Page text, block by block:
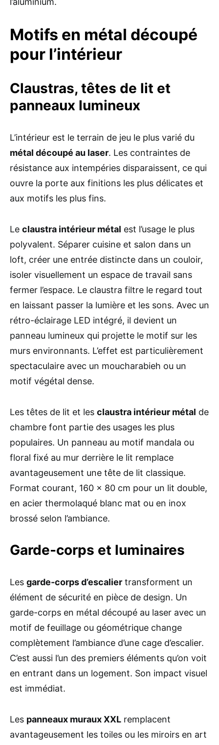
Motifs en métal découpé
pour l’intérieur
Claustras, têtes de lit et
panneaux lumineux
L’intérieur est le terrain de jeu le plus varié du
métal découpé au laser. Les contraintes de
résistance aux intempéries disparaissent, ce qui
ouvre la porte aux finitions les plus délicates et
aux motifs les plus fins.
Le claustra intérieur métal est l’usage le plus
polyvalent. Séparer cuisine et salon dans un
loft, créer une entrée distincte dans un couloir,
isoler visuellement un espace de travail sans
fermer l’espace. Le claustra filtre le regard tout
en laissant passer la lumière et les sons. Avec un
rétro-éclairage LED intégré, il devient un
panneau lumineux qui projette le motif sur les
murs environnants. L’effet est particulièrement
spectaculaire avec un moucharabieh ou un
motif végétal dense.
Les têtes de lit et les claustra intérieur métal de
chambre font partie des usages les plus
populaires. Un panneau au motif mandala ou
floral fixé au mur derrière le lit remplace
avantageusement une tête de lit classique.
Format courant, 160 x 80 cm pour un lit double,
en acier thermolaqué blanc mat ou en inox
brossé selon l’ambiance.
Garde-corps et luminaires
Les garde-corps d’escalier transforment un
élément de sécurité en pièce de design. Un
garde-corps en métal découpé au laser avec un
motif de feuillage ou géométrique change
complètement l’ambiance d’une cage d’escalier.
C’est aussi l’un des premiers éléments qu’on voit
en entrant dans un logement. Son impact visuel
est immédiat.
Les panneaux muraux XXL remplacent
avantageusement les toiles ou les miroirs en art